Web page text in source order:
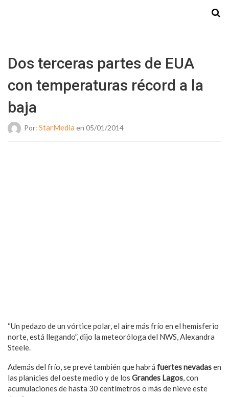
Dos terceras partes de EUA
con temperaturas récord a la
baja
Por: StarMedia en 05/01/2014
“Un pedazo de un vórtice polar, el aire más frío en el hemisferio
norte, está llegando”, dijo la meteoróloga del NWS, Alexandra
Steele.
Además del frío, se prevé también que habrá fuertes nevadasen
las planicies del oeste medio y de los Grandes Lagos, con
acumulaciones de hasta 30 centímetros o más de nieve este